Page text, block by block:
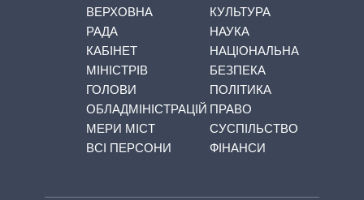
ВЕРХОВНА
РАДА
КАБІНЕТ
МІНІСТРІВ
ГОЛОВИ
ОБЛАДМІНІСТРАЦІЙ
МЕРИ МІСТ
ВСІ ПЕРСОНИ
КУЛЬТУРА
НАУКА
НАЦІОНАЛЬНА
БЕЗПЕКА
ПОЛІТИКА
ПРАВО
СУСПІЛЬСТВО
ФІНАНСИ